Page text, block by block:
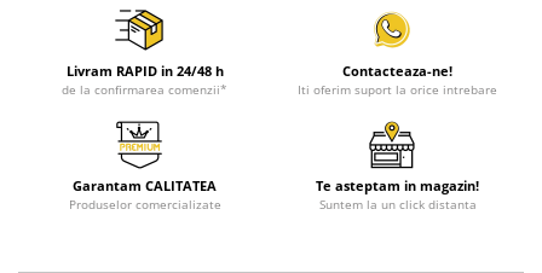
Livram RAPID in 24/48 h
de la confirmarea comenzii*
Contacteaza-ne!
Iti oferim suport la orice intrebare
Garantam CALITATEA
Produselor comercializate
Te asteptam in magazin!
Suntem la un click distanta